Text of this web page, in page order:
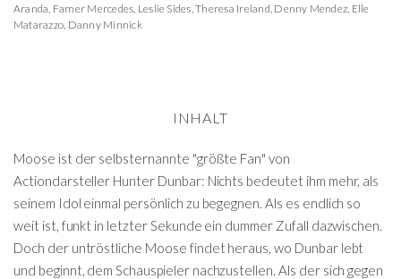
Aranda, Famer Mercedes, Leslie Sides,Theresa Ireland, Denny Mendez, Elle
Matarazzo, Danny Minnick
INHALT
Moose ist der selbsternannte "größte Fan" von
Actiondarsteller Hunter Dunbar: Nichts bedeutet ihm mehr, als
seinem Idol einmal persönlich zu begegnen. Als es endlich so
weit ist, funkt in letzter Sekunde ein dummer Zufall dazwischen.
Doch der untröstliche Moose findet heraus, wo Dunbar lebt
und beginnt, dem Schauspieler nachzustellen. Als der sich gegen